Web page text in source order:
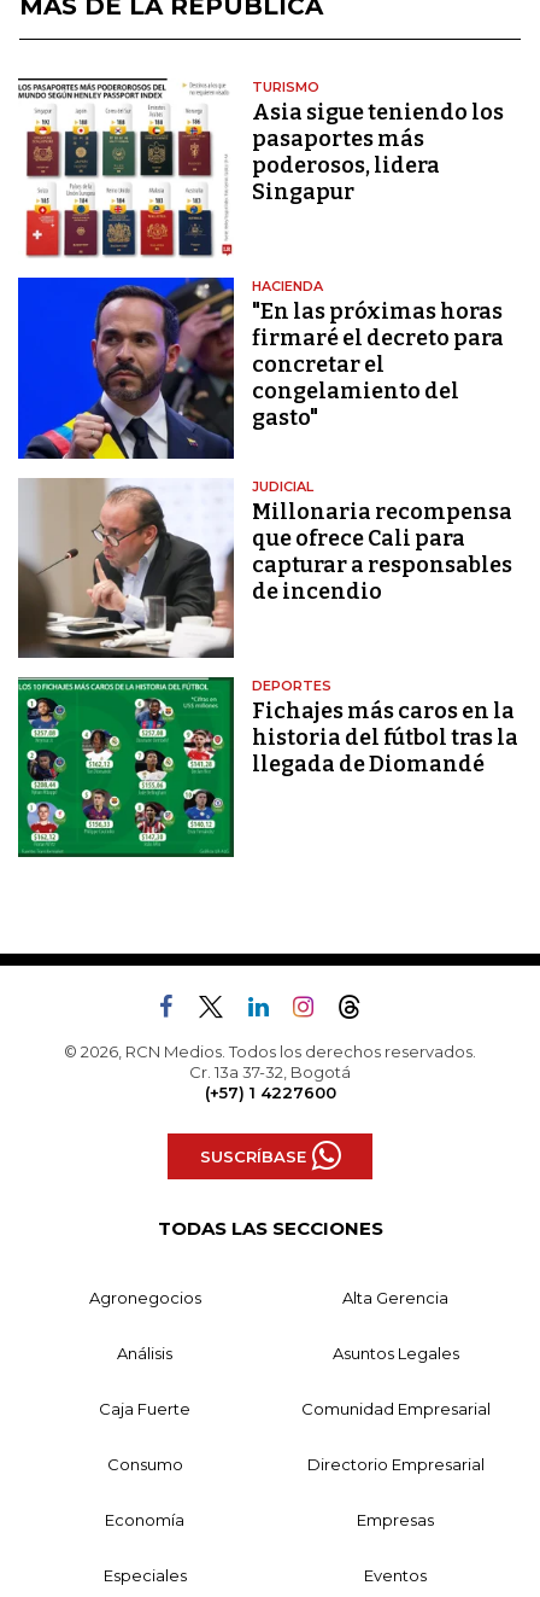
MÁS DE LA REPÚBLICA
TURISMO
Asia sigue teniendo los
pasaportes más
poderosos, lidera
Singapur
HACIENDA
"En las próximas horas
firmaré el decreto para
concretar el
congelamiento del
gasto"
JUDICIAL
Millonaria recompensa
que ofrece Cali para
capturar a responsables
de incendio
DEPORTES
Fichajes más caros en la
historia del fútbol tras la
llegada de Diomandé
© 2026, RCN Medios. Todos los derechos reservados.
Cr. 13a 37-32, Bogotá
(+57) 1 4227600
SUSCRÍBASE
TODAS LAS SECCIONES
Agronegocios Alta Gerencia
Análisis Asuntos Legales
Caja Fuerte Comunidad Empresarial
Consumo Directorio Empresarial
Economía Empresas
Especiales Eventos